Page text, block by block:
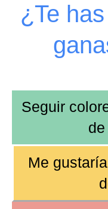
¿Te
Seguir
de
Me